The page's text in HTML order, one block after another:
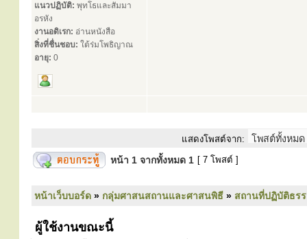
แนวปฏิบัติ: พุทโธและสัมมา
อรหัง
งานอดิเรก: อ่านหนังสือ
สิ่งที่ชื่นชอบ: ใต้ร่มโพธิญาณ
อายุ: 0
แสดงโพสต์จาก:
หน้า 1 จากทั้งหมด 1 [ 7 โพสต์ ]
หน้าเว็บบอร์ด » กลุ่มศาสนสถานและศาสนพิธี » สถานที่ปฏิบัติธร
ผู้ใช้งานขณะนี้